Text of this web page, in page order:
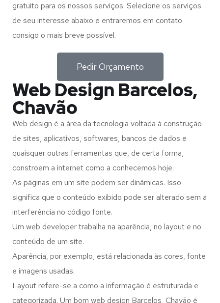
gratuito para os nossos serviços. Selecione os serviços
de seu interesse abaixo e entraremos em contato
consigo o mais breve possível.
Pedir Orçamento
Web Design Barcelos,
Chavão
Web design é a área da tecnologia voltada à construção
de sites, aplicativos, softwares, bancos de dados e
quaisquer outras ferramentas que, de certa forma,
constroem a internet como a conhecemos hoje.
As páginas em um site podem ser dinâmicas. Isso
significa que o conteúdo exibido pode ser alterado sem a
interferência no código fonte.
Um web developer trabalha na aparência, no layout e no
conteúdo de um site.
Aparência, por exemplo, está relacionada às cores, fonte
e imagens usadas.
Layout refere-se a como a informação é estruturada e
categorizada. Um bom web design Barcelos, Chavão é